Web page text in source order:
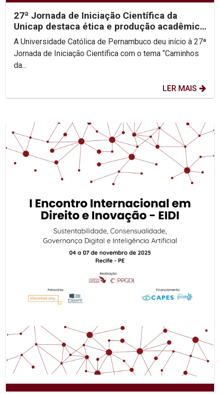
27ª Jornada de Iniciação Científica da
Unicap destaca ética e produção acadêmica
como pilares da...
A Universidade Católica de Pernambuco deu início à 27ª
Jornada de Iniciação Científica com o tema “Caminhos
da...
LER MAIS